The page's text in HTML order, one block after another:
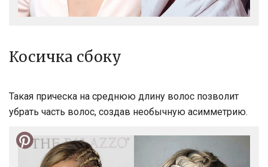
Косичка сбоку
Такая прическа на среднюю длину волос позволит
убрать часть волос, создав необычную асимметрию.